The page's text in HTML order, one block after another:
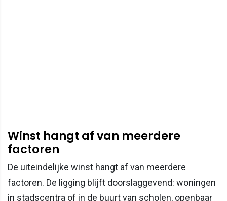
Winst hangt af van meerdere
factoren
De uiteindelijke winst hangt af van meerdere
factoren. De ligging blijft doorslaggevend: woningen
in stadscentra of in de buurt van scholen, openbaar